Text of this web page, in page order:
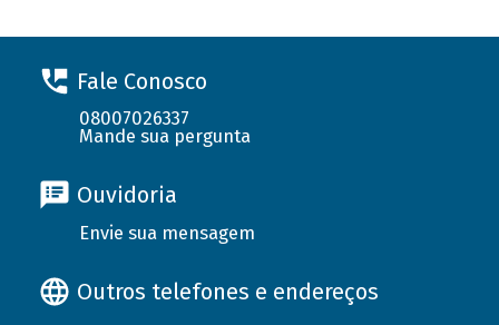
Fale Conosco
08007026337
Mande sua pergunta
Ouvidoria
Envie sua mensagem
Outros telefones e endereços